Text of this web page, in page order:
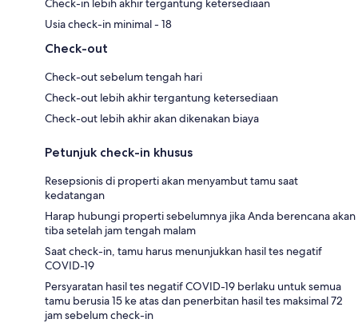
Check-in lebih akhir tergantung ketersediaan
Usia check-in minimal - 18
Check-out
Check-out sebelum tengah hari
Check-out lebih akhir tergantung ketersediaan
Check-out lebih akhir akan dikenakan biaya
Petunjuk check-in khusus
Resepsionis di properti akan menyambut tamu saat
kedatangan
Harap hubungi properti sebelumnya jika Anda berencana akan
tiba setelah jam tengah malam
Saat check-in, tamu harus menunjukkan hasil tes negatif
COVID-19
Persyaratan hasil tes negatif COVID-19 berlaku untuk semua
tamu berusia 15 ke atas dan penerbitan hasil tes maksimal 72
jam sebelum check-in